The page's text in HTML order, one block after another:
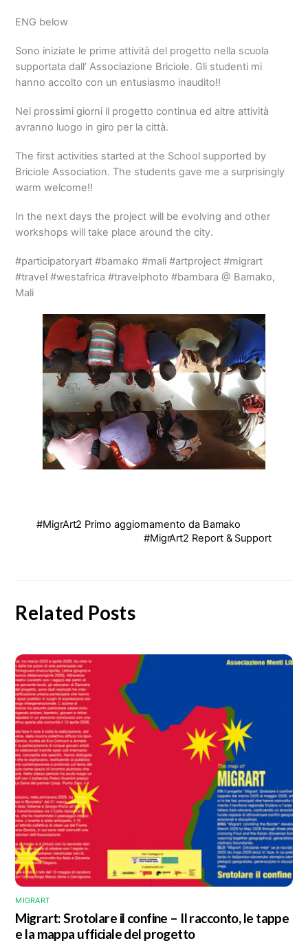
ENG below
Sono iniziate le prime attività del progetto nella scuola
supportata dall’ Associazione Briciole. Gli studenti mi
hanno accolto con un entusiasmo inaudito!!
Nei prossimi giorni il progetto continua ed altre attività
avranno luogo in giro per la città.
The first activities started at the School supported by
Briciole Association. The students gave me a surprisingly
warm welcome!!
In the next days the project will be evolving and other
workshops will take place around the city.
#participatoryart #bamako #mali #artproject #migrart
#travel #westafrica #travelphoto #bambara @ Bamako,
Mali
#MigrArt2 Primo aggiornamento da Bamako
#MigrArt2 Report & Support
Related Posts
MIGRART
Migrart: Srotolare il confine – Il racconto, le tappe
e la mappa ufficiale del progetto